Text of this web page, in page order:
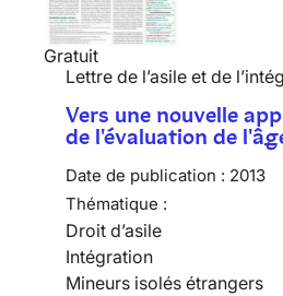
Gratuit
Lettre de l’asile et de
Vers une nouvelle
de l'évaluation de
Date de publication : 2013
Thématique :
Droit d’asile
Intégration
Mineurs isolés étrangers